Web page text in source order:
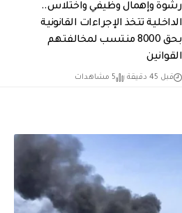
رشوة وإهمال وظيفي واختلاس..
الداخلية تتخذ الإجراءات القانونية
بحق 8000 منتسب لمخالفتهم
القوانين
قبل 45 دقيقة 5 مشاهدات